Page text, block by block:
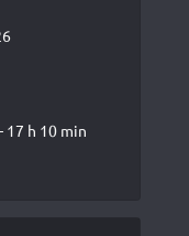
17 h 10 min